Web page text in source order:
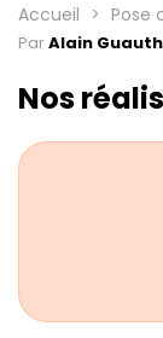
Accueil Pose
ParAlain
Nos